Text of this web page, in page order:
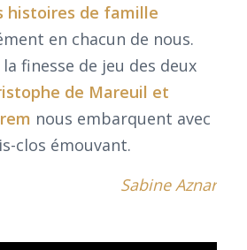
histoires de famille
en chacun de nous.
finesse de jeu des deux
de Mareuil et
nous embarquent avec
clos émouvant.
Sabine Aznar